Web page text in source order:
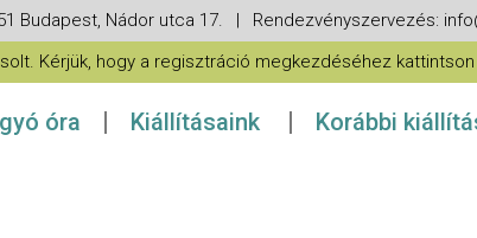
Budapest, Nádor utca 17. | Rendezvényszervezés:
Kérjük, hogy a regisztráció megkezdéséhez
óra Kiállításaink Korábbi